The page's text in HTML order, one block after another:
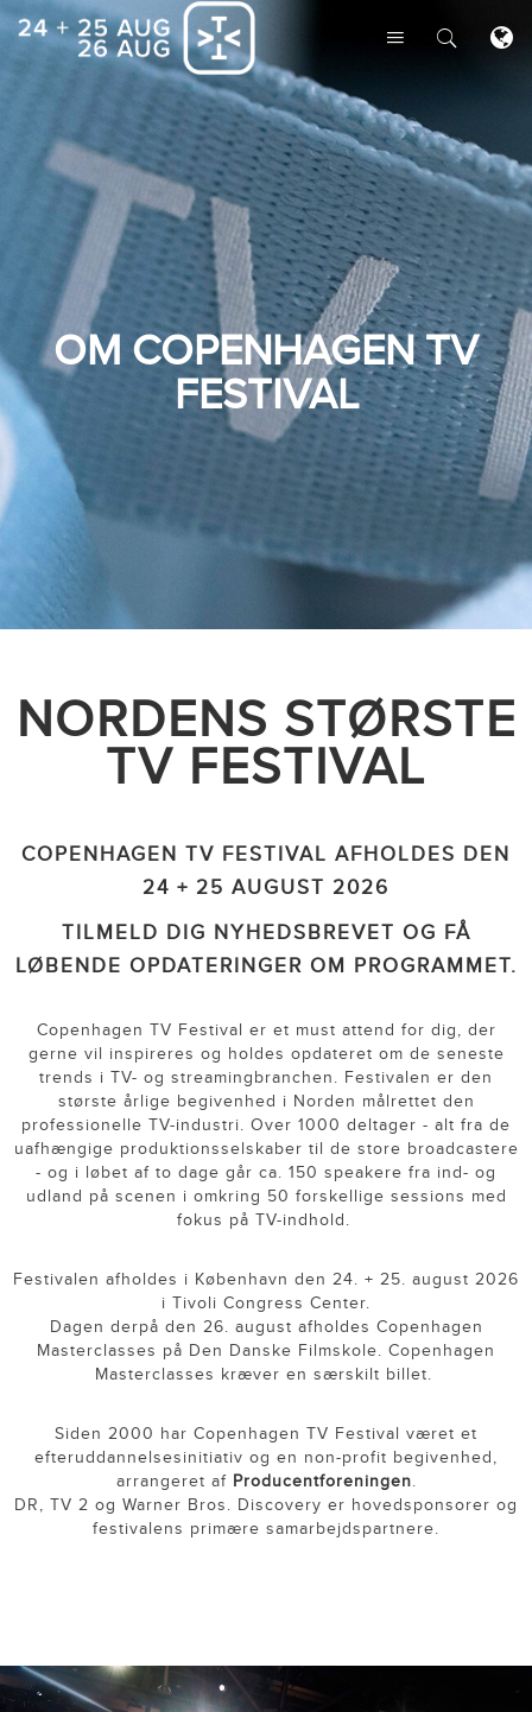
OM COPENHAGEN TV
FESTIVAL
NORDENS STØRSTE
TV FESTIVAL
COPENHAGEN TV FESTIVAL AFHOLDES DEN
24 + 25 AUGUST 2026
TILMELD DIG NYHEDSBREVET OG FÅ
LØBENDE OPDATERINGER OM PROGRAMMET.
Copenhagen TV Festival er et must attend for dig, der
gerne vil inspireres og holdes opdateret om de seneste
trends i TV- og streamingbranchen. Festivalen er den
største årlige begivenhed i Norden målrettet den
professionelle TV-industri. Over 1000 deltager - alt fra de
uafhængige produktionsselskaber til de store broadcastere
- og i løbet af to dage går ca. 150 speakere fra ind- og
udland på scenen i omkring 50 forskellige sessions med
fokus på TV-indhold.
Festivalen afholdes i København den 24. + 25. august 2026
i Tivoli Congress Center.
Dagen derpå den 26. august afholdes Copenhagen
Masterclasses på Den Danske Filmskole. Copenhagen
Masterclasses kræver en særskilt billet.
Siden 2000 har Copenhagen TV Festival været et
efteruddannelsesinitiativ og en non-profit begivenhed,
arrangeret af Producentforeningen.
DR, TV 2 og Warner Bros. Discovery er hovedsponsorer og
festivalens primære samarbejdspartnere.